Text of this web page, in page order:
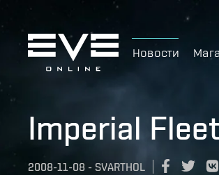
Новости
Imperial
2008-11-08 - SVARTHOL